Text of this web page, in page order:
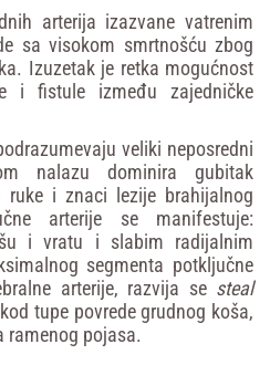
arterija izazvane vatrenim
sa visokom smrtnošću zbog
Izuzetak je retka mogućnost
i fistule između zajedničke
veliki neposredni
nalazu dominira gubitak
ruke i znaci lezije brahijalnog
arterije se manifestuje:
i vratu i slabim radijalnim
segmenta potključne
arterije, razvija se steal
tupe povrede grudnog koša,
ramenog pojasa.